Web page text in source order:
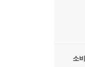
소